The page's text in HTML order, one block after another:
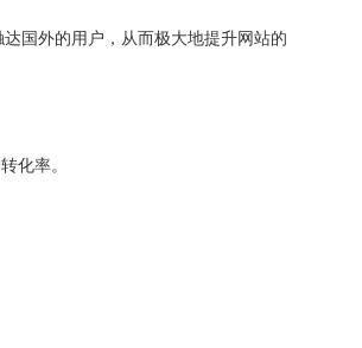
国外的用户，从而极大地提升网站的
化率。